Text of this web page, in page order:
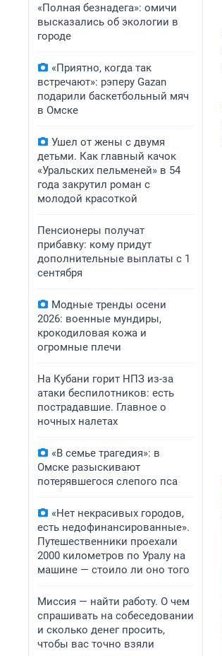
«Полная безнадега»: омичи
высказались об экологии в
городе
«Приятно, когда так
встречают»: рэперу Gazan
подарили баскетбольный мяч
в Омске
Ушел от жены с двумя
детьми. Как главный качок
«Уральских пельменей» в 54
года закрутил роман с
молодой красоткой
Пенсионеры получат
прибавку: кому придут
дополнительные выплаты с 1
сентября
Модные тренды осени
2026: военные мундиры,
крокодиловая кожа и
огромные плечи
На Кубани горит НПЗ из-за
атаки беспилотников: есть
пострадавшие. Главное о
ночных налетах
«В семье трагедия»: в
Омске разыскивают
потерявшегося слепого пса
«Нет некрасивых городов,
есть недофинансированные».
Путешественники проехали
2000 километров по Уралу на
машине — стоило ли оно того
Миссия — найти работу. О чем
спрашивать на собеседовании
и сколько денег просить,
чтобы вас точно взяли